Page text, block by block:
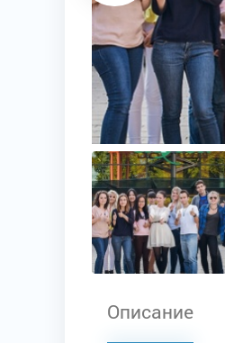
Описание